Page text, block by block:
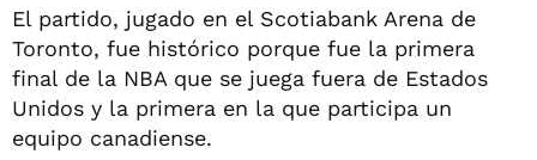
El partido, jugado en el Scotiabank Arena de
Toronto, fue histórico porque fue la primera
final de la NBA que se juega fuera de Estados
Unidos y la primera en la que participa un
equipo canadiense.